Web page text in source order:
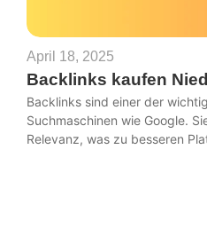
April 18, 2025
Backlinks kaufen
Backlinks sind einer der
Suchmaschinen wie Google.
Relevanz, was zu besseren